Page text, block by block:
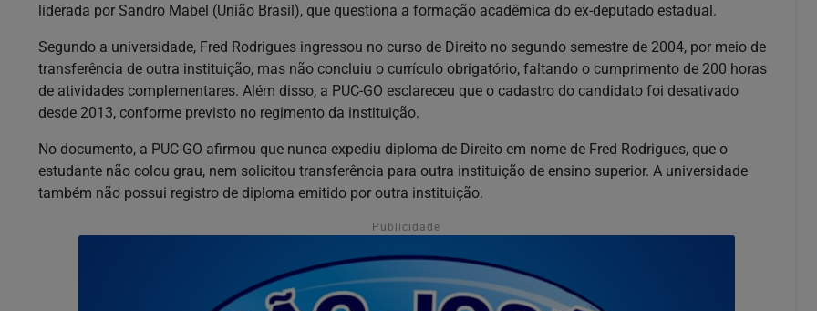
liderada por Sandro Mabel (União Brasil), que questiona a formação acadêmica do ex-deputado estadual.
Segundo a universidade, Fred Rodrigues ingressou no curso de Direito no segundo semestre de 2004, por meio de
transferência de outra instituição, mas não concluiu o currículo obrigatório, faltando o cumprimento de 200 horas
de atividades complementares. Além disso, a PUC-GO esclareceu que o cadastro do candidato foi desativado
desde 2013, conforme previsto no regimento da instituição.
No documento, a PUC-GO afirmou que nunca expediu diploma de Direito em nome de Fred Rodrigues, que o
estudante não colou grau, nem solicitou transferência para outra instituição de ensino superior. A universidade
também não possui registro de diploma emitido por outra instituição.
Publicidade